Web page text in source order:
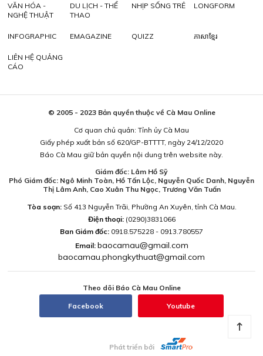
VĂN HÓA -
NGHỆ THUẬT
DU LỊCH - THỂ
THAO
NHỊP SỐNG TRẺ LONGFORM
INFOGRAPHIC EMAGAZINE QUIZZ ភាសាខ្មែរ
LIÊN HỆ QUẢNG
CÁO
© 2005 - 2023 Bản quyền thuộc về Cà Mau Online
Cơ quan chủ quản: Tỉnh ủy Cà Mau
Giấy phép xuất bản số 620/GP-BTTTT, ngày 24/12/2020
Báo Cà Mau giữ bản quyền nội dung trên website này.
Giám đốc: Lâm Hồ Sỹ
Phó Giám đốc: Ngô Minh Toàn, Hồ Tấn Lộc, Nguyễn Quốc Danh, Nguyễn
Thị Lâm Anh, Cao Xuân Thu Ngọc, Trương Văn Tuấn
Tòa soạn:Số 413 Nguyễn Trãi, Phường An Xuyên, tỉnh Cà Mau.
Điện thoại: (0290)3831066
Ban Giám đốc: 0918.575228 - 0913.780557
Email: baocamau@gmail.com
baocamau.phongkythuat@gmail.com
Theo dõi Báo Cà Mau Online
Facebook Youtube
Phát triển bởi